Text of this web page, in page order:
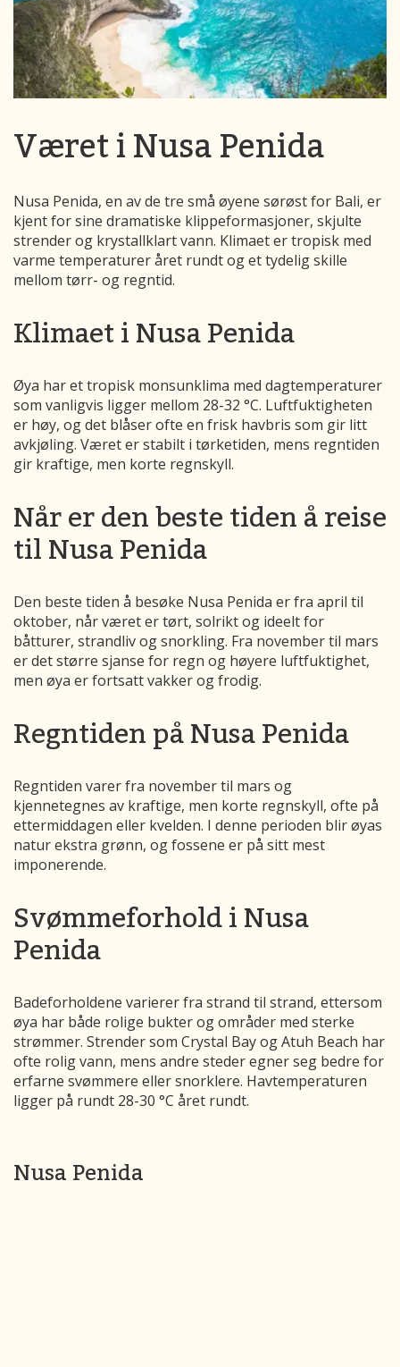
Været i Nusa Penida
Nusa Penida, en av de tre små øyene sørøst for Bali, er
kjent for sine dramatiske klippeformasjoner, skjulte
strender og krystallklart vann. Klimaet er tropisk med
varme temperaturer året rundt og et tydelig skille
mellom tørr- og regntid.
Klimaet i Nusa Penida
Øya har et tropisk monsunklima med dagtemperaturer
som vanligvis ligger mellom 28-32 °C. Luftfuktigheten
er høy, og det blåser ofte en frisk havbris som gir litt
avkjøling. Været er stabilt i tørketiden, mens regntiden
gir kraftige, men korte regnskyll.
Når er den beste tiden å reise
til Nusa Penida
Den beste tiden å besøke Nusa Penida er fra april til
oktober, når været er tørt, solrikt og ideelt for
båtturer, strandliv og snorkling. Fra november til mars
er det større sjanse for regn og høyere luftfuktighet,
men øya er fortsatt vakker og frodig.
Regntiden på Nusa Penida
Regntiden varer fra november til mars og
kjennetegnes av kraftige, men korte regnskyll, ofte på
ettermiddagen eller kvelden. I denne perioden blir øyas
natur ekstra grønn, og fossene er på sitt mest
imponerende.
Svømmeforhold i Nusa
Penida
Badeforholdene varierer fra strand til strand, ettersom
øya har både rolige bukter og områder med sterke
strømmer. Strender som Crystal Bay og Atuh Beach har
ofte rolig vann, mens andre steder egner seg bedre for
erfarne svømmere eller snorklere. Havtemperaturen
ligger på rundt 28-30 °C året rundt.
Nusa Penida